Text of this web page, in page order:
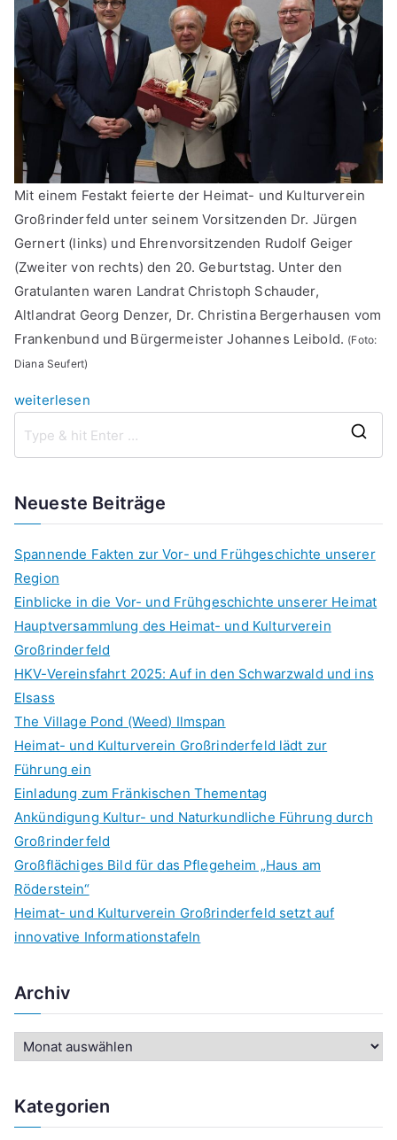
Mit einem Festakt feierte der Heimat- und Kulturverein
Großrinderfeld unter seinem Vorsitzenden Dr. Jürgen
Gernert (links) und Ehrenvorsitzenden Rudolf Geiger
(Zweiter von rechts) den 20. Geburtstag. Unter den
Gratulanten waren Landrat Christoph Schauder,
Altlandrat Georg Denzer, Dr. Christina Bergerhausen vom
Frankenbund und Bürgermeister Johannes Leibold. (Foto:
Diana Seufert)
„Der
feierte
20.
weiterlesen
Neueste Beiträge
Spannende Fakten zur Vor- und Frühgeschichte unserer
Region
Einblicke in die Vor- und Frühgeschichte unserer Heimat
Hauptversammlung des Heimat- und Kulturverein
Großrinderfeld
HKV-Vereinsfahrt 2025: Auf in den Schwarzwald und ins
Elsass
The Village Pond (Weed) Ilmspan
Heimat- und Kulturverein Großrinderfeld lädt zur
Führung ein
Einladung zum Fränkischen Thementag
Ankündigung Kultur- und Naturkundliche Führung durch
Großrinderfeld
Großflächiges Bild für das Pflegeheim „Haus am
Röderstein“
Heimat- und Kulturverein Großrinderfeld setzt auf
innovative Informationstafeln
Archiv
h
Kategorien